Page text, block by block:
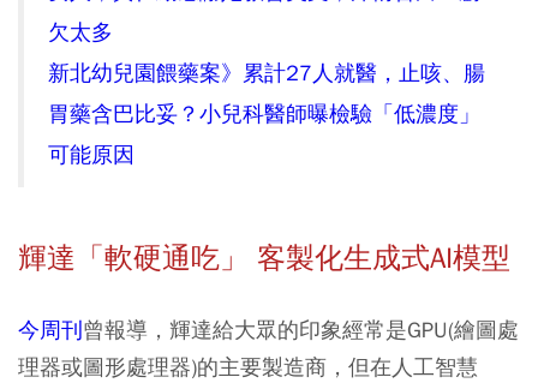
欠太多
新北幼兒園餵藥案》累計27人就醫，止咳、腸
胃藥含巴比妥？小兒科醫師曝檢驗「低濃度」
可能原因
輝達「軟硬通吃」 客製化生成式AI模型
今周刊曾報導，輝達給大眾的印象經常是GPU(繪圖處
理器或圖形處理器)的主要製造商，但在人工智慧